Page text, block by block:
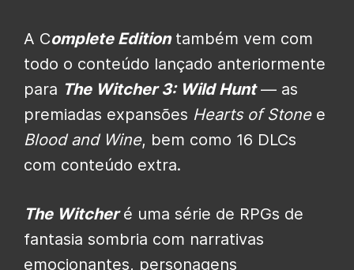
A Complete Editiontambém vem com
todo o conteúdo lançado anteriormente
para The Witcher 3: Wild Hunt— as
premiadas expansões Hearts of Stonee
Blood and Wine, bem como 16 DLCs
com conteúdo extra.
The Witcheré uma série de RPGs de
fantasia sombria com narrativas
emocionantes, personagens